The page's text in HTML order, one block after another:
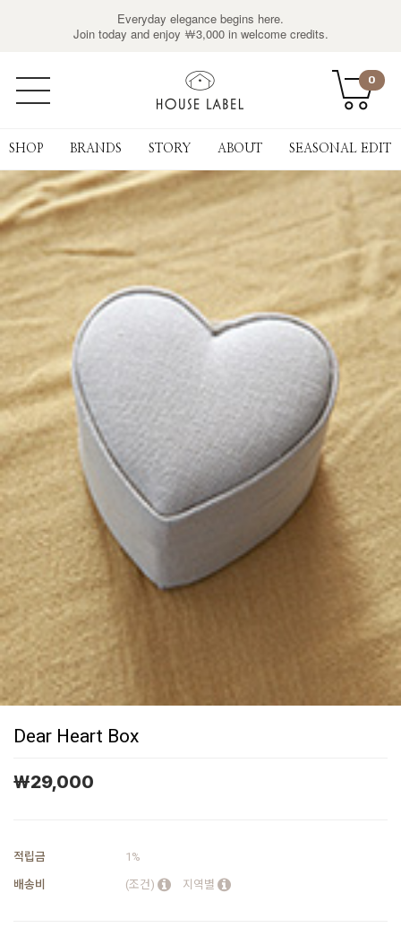
Everyday elegance begins here.
Join today and enjoy ￦3,000 in welcome credits.
0
SHOP BRANDS STORY ABOUT SEASONAL EDIT
Dear Heart Box
￦29,000
적립금
1%
배송비
(조건) 지역별